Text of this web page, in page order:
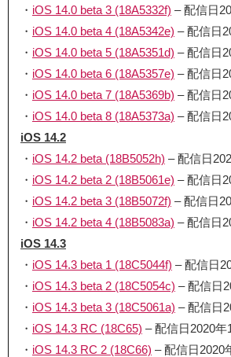
・ iOS 14.0 beta 3 (18A5332f) – 配信日
・ iOS 14.0 beta 4 (18A5342e) – 配信日
・ iOS 14.0 beta 5 (18A5351d) – 配信日
・ iOS 14.0 beta 6 (18A5357e) – 配信日
・ iOS 14.0 beta 7 (18A5369b) – 配信日
・ iOS 14.0 beta 8 (18A5373a) – 配信日
iOS 14.2
・ iOS 14.2 beta (18B5052h) – 配信日
・ iOS 14.2 beta 2 (18B5061e) – 配信日
・ iOS 14.2 beta 3 (18B5072f) – 配信日
・ iOS 14.2 beta 4 (18B5083a) – 配信日
iOS 14.3
・ iOS 14.3 beta 1 (18C5044f) – 配信日
・ iOS 14.3 beta 2 (18C5054c) – 配信日
・ iOS 14.3 beta 3 (18C5061a) – 配信日
・ iOS 14.3 RC (18C65) – 配信日2020年
・ iOS 14.3 RC 2 (18C66) – 配信日2020